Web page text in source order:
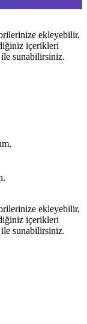
ekleyebilir,
içerikleri
sunabilirsiniz.
ekleyebilir,
içerikleri
sunabilirsiniz.